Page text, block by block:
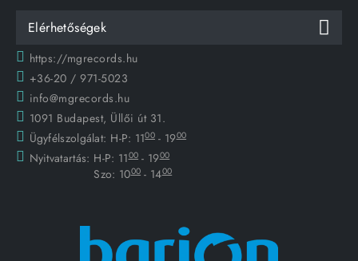
Elérhetőségek
https://mgrecords.hu
+36-20 / 971-5023
info@mgrecords.hu
1091 Budapest, Üllői út 31.
Ügyfélszolgálat: H-P: 1100 - 1900
Nyitvatartás: H-P: 1100 - 1900
Szo: 1000 - 1400